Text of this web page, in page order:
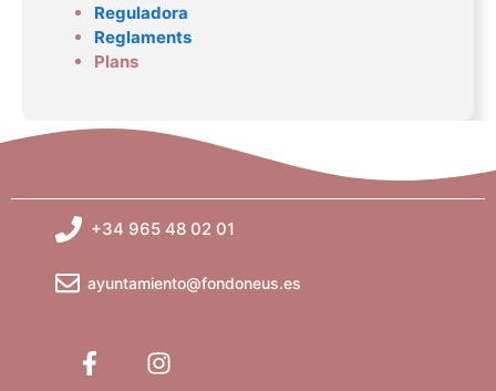
Reguladora
Reglaments
Plans
+34 965 48 02 01
ayuntamiento@fondoneus.es